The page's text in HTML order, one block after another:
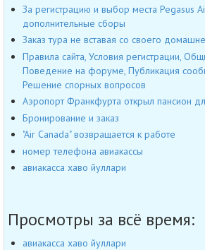
За регистрацию и выбор места Pegasus
дополнительные сборы
Заказ тура не вставая со своего
Правила сайта, Условия регистрации,
Поведение на форуме, Публикация
Решение спорных вопросов
Аэропорт Франкфурта открыл пансион
Бронирование и заказ
"Air Canada" возвращается к работе
номер телефона авиакассы
авиакасса хаво йуллари
Просмотры за всё время:
авиакасса хаво йуллари